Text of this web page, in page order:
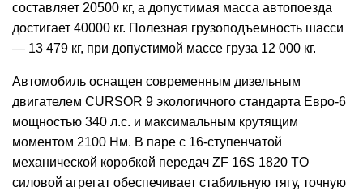
составляет 20500 кг, а допустимая масса автопоезда
достигает 40000 кг. Полезная грузоподъемность шасси
— 13 479 кг, при допустимой массе груза 12 000 кг.
Автомобиль оснащен современным дизельным
двигателем CURSOR 9 экологичного стандарта Евро-6
мощностью 340 л.с. и максимальным крутящим
моментом 2100 Нм. В паре с 16-ступенчатой ​​
механической коробкой передач ZF 16S 1820 TO
силовой агрегат обеспечивает стабильную тягу, точную